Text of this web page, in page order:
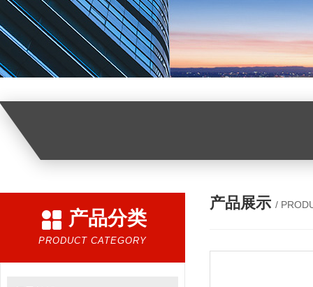
产品分类
PRODUCT CATEGORY
产品展示 /